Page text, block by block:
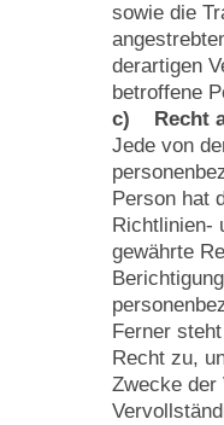
sowie die
derartigen
betroffene
c) Recht
Jede von
Person hat
Richtlinien-
gewährte
Ferner
Recht zu,
Zwecke der